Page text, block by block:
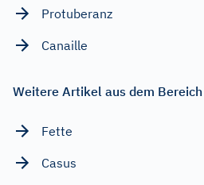
Protuberanz
Canaille
Weitere Artikel aus dem
Fette
Casus